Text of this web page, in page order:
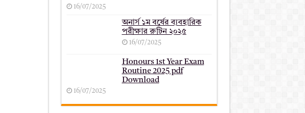
16/07/2025
অনার্স ১ম বর্ষের ব্যবহারিক
পরীক্ষার ‍রুটিন ২০২৫
16/07/2025
Honours 1st Year Exam
Routine 2025 pdf
Download
16/07/2025